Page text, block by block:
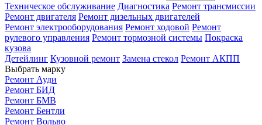
Техническое обслуживание Диагностика Ремонт трансмиссии
Ремонт двигателя Ремонт дизельных двигателей
Ремонт электрооборудования Ремонт ходовой Ремонт
рулевого управления Ремонт тормозной системы Покраска
кузова
Детейлинг Кузовной ремонт Замена стекол Ремонт АКПП
Выбрать марку
Ремонт Ауди
Ремонт БИД
Ремонт БМВ
Ремонт Бентли
Ремонт Вольво